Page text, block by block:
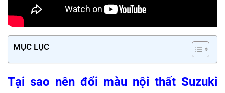
MỤC LỤC
Tại sao nên đổi màu nội thất Suzuki